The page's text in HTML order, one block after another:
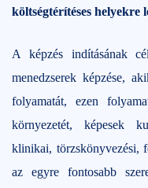
költségtérítéses helyekre
A képzés indításának
menedzserek képzése,
folyamatát, ezen
környezetét, képesek
klinikai, törzskönyvezési,
az egyre fontosabb